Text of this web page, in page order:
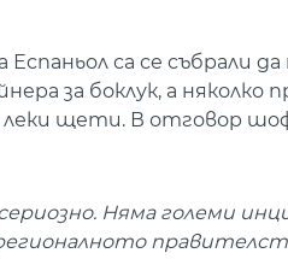
са се събрали
за боклук, а няколко
щети. В отговор
сериозно. Няма големи